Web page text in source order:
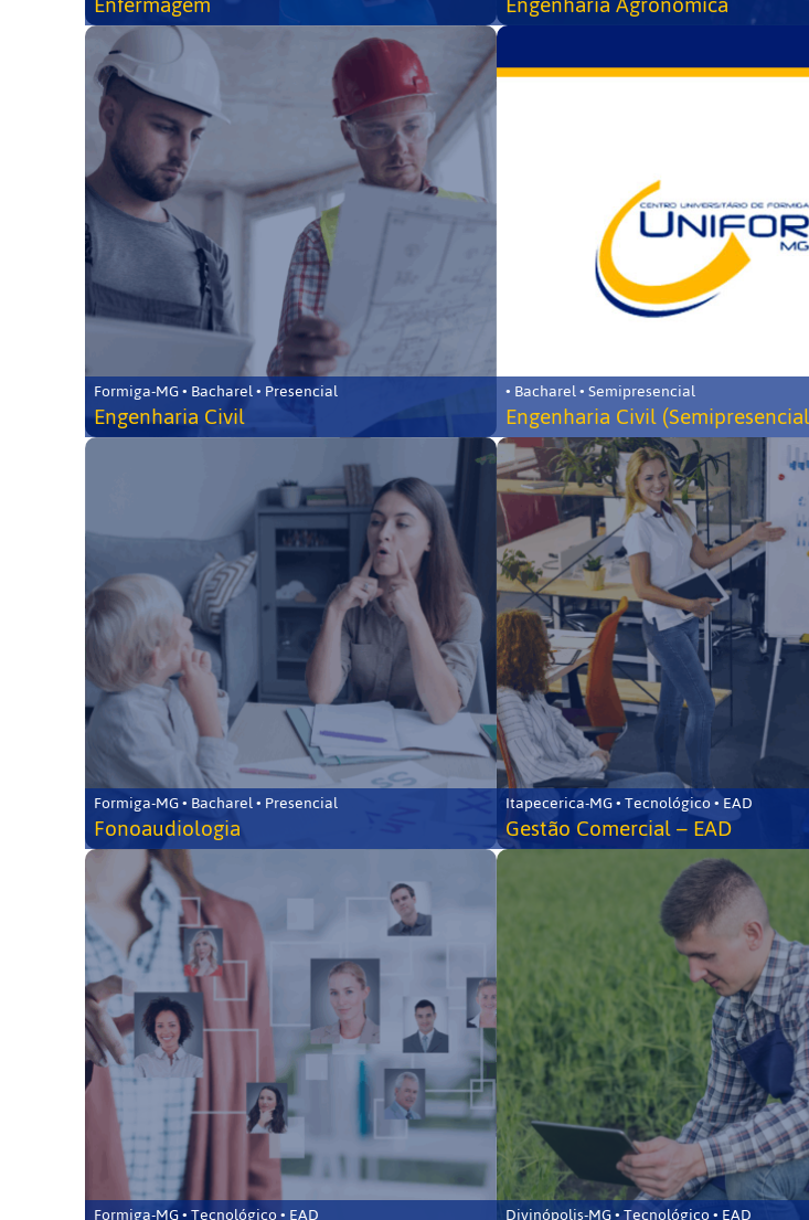
Formiga-MG • Bacharel • Presencial
Engenharia Civil
• Bacharel • Semipresencial
Engenharia Civil
Formiga-MG • Bacharel • Presencial
Fonoaudiologia
Itapecerica-MG • Tecnológico • EAD
Gestão Comercial – EAD